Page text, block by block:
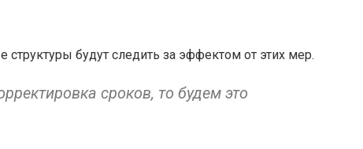
будут следить за эффектом от этих мер.
сроков, то будем это